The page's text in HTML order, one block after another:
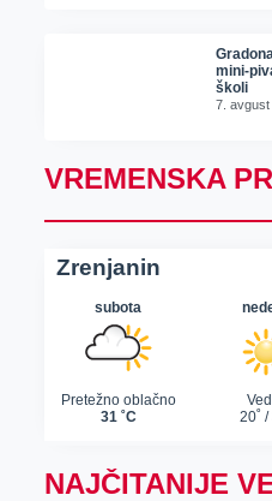
mini-
školi
7. avgust
VREMENSKA
NAJČITANIJE